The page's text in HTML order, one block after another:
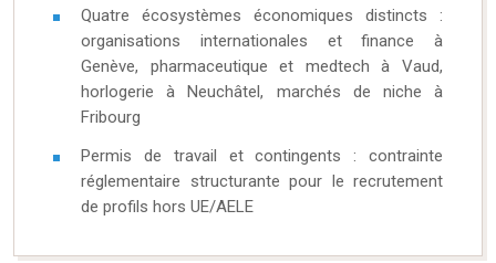
Quatre écosystèmes économiques distincts :
organisations internationales et finance à
Genève, pharmaceutique et medtech à Vaud,
horlogerie à Neuchâtel, marchés de niche à
Fribourg
Permis de travail et contingents : contrainte
réglementaire structurante pour le recrutement
de profils hors UE/AELE